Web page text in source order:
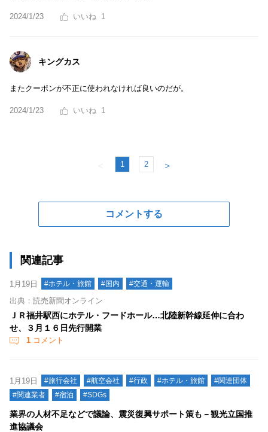
2024/1/23 1
キングカス
またクーポンが不正に使われなければ良いのだが。
2024/1/23 1
＜ 1 2 ＞
コメントする
関連記事
1月19日 #ホテル・旅館 #国内 #交通・運輸
出典：読売新聞オンライン
ＪＲ福井駅西にホテル・フードホール…北陸新幹線延伸に合わ
せ、３月１６日先行開業
1 コメント
1月19日 #旅行会社 #航空会社 #行政 #ホテル・旅館
#関連団体
#関連業者
#宿泊 #SDGs
業界の人材不足などで議論、震災復興サポート策も－観光立国推
進協議会